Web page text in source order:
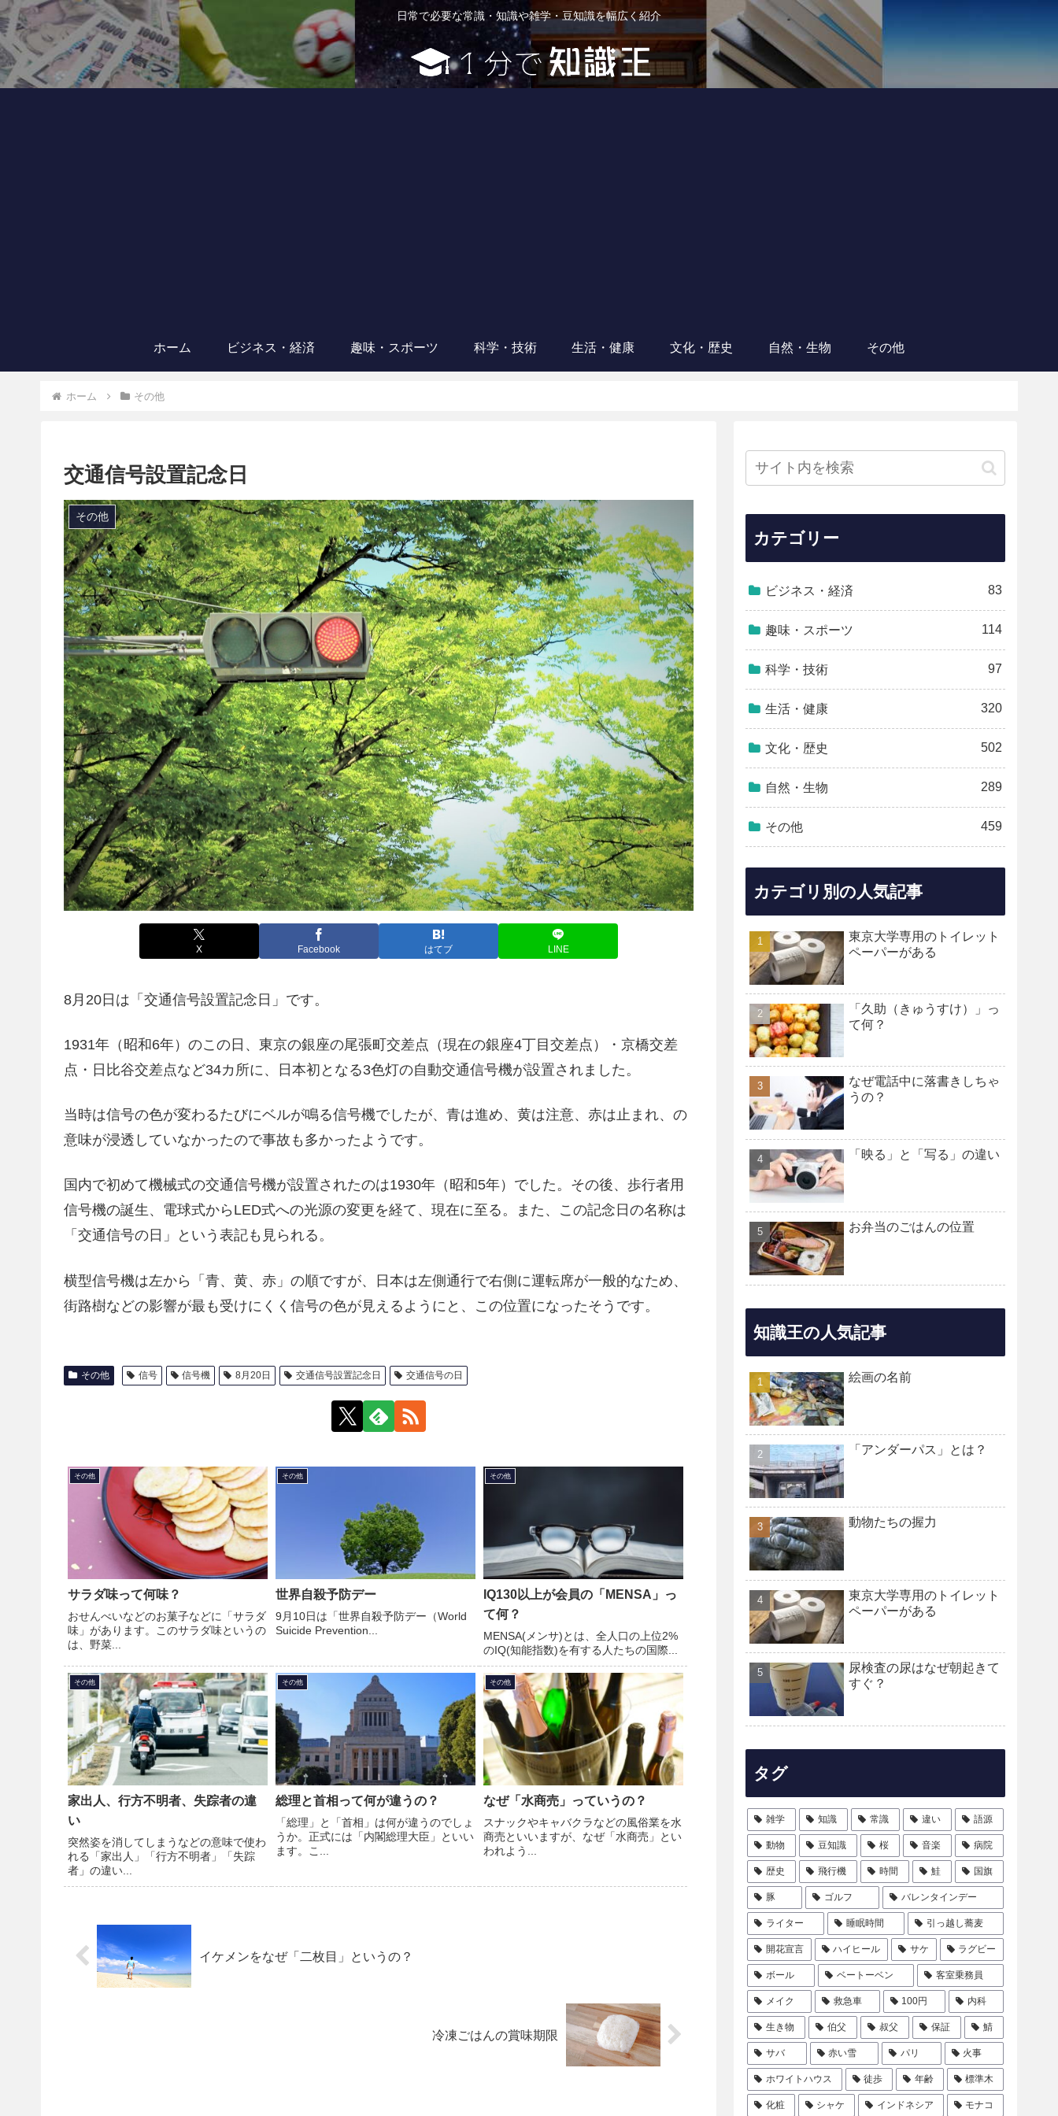
日常で必要な常識・知識や雑学・豆知識を幅広く紹介
ホーム ビジネス・経済 趣味・スポーツ 科学・技術 生活・健康 文化・歴史 自然・生物 その他
ホーム その他
交通信号設置記念日
その他
X Facebook はてブ LINE
8月20日は「交通信号設置記念日」です。
1931年（昭和6年）のこの日、東京の銀座の尾張町交差点（現在の銀座4丁目交差点）・京橋交差
点・日比谷交差点など34カ所に、日本初となる3色灯の自動交通信号機が設置されました。
当時は信号の色が変わるたびにベルが鳴る信号機でしたが、青は進め、黄は注意、赤は止まれ、の
意味が浸透していなかったので事故も多かったようです。
国内で初めて機械式の交通信号機が設置されたのは1930年（昭和5年）でした。その後、歩行者用
信号機の誕生、電球式からLED式への光源の変更を経て、現在に至る。また、この記念日の名称は
「交通信号の日」という表記も見られる。
横型信号機は左から「青、黄、赤」の順ですが、日本は左側通行で右側に運転席が一般的なため、
街路樹などの影響が最も受けにくく信号の色が見えるようにと、この位置になったそうです。
その他 信号 信号機 8月20日 交通信号設置記念日 交通信号の日
その他
サラダ味って何味？
おせんべいなどのお菓子などに「サラダ
味」があります。このサラダ味というの
は、野菜...
その他
世界自殺予防デー
9月10日は「世界自殺予防デー（World
Suicide Prevention...
その他
IQ130以上が会員の「MENSA」っ
て何？
MENSA(メンサ)とは、全人口の上位2%
のIQ(知能指数)を有する人たちの国際...
その他
家出人、行方不明者、失踪者の違
い
突然姿を消してしまうなどの意味で使わ
れる「家出人」「行方不明者」「失踪
者」の違い...
その他
総理と首相って何が違うの？
「総理」と「首相」は何が違うのでしょ
うか。正式には「内閣総理大臣」といい
ます。こ...
その他
なぜ「水商売」っていうの？
スナックやキャバクラなどの風俗業を水
商売といいますが、なぜ「水商売」とい
われよう...
イケメンをなぜ「二枚目」というの？
冷凍ごはんの賞味期限
カテゴリー
ビジネス・経済 83
趣味・スポーツ 114
科学・技術 97
生活・健康 320
文化・歴史 502
自然・生物 289
その他 459
カテゴリ別の人気記事
東京大学専用のトイレット
ペーパーがある
「久助（きゅうすけ）」っ
て何？
なぜ電話中に落書きしちゃ
うの？
「映る」と「写る」の違い
お弁当のごはんの位置
知識王の人気記事
絵画の名前
「アンダーパス」とは？
動物たちの握力
東京大学専用のトイレット
ペーパーがある
尿検査の尿はなぜ朝起きて
すぐ？
タグ
雑学 知識 常識 違い 語源
動物 豆知識 桜 音楽 病院
歴史 飛行機 時間 鮭 国旗
豚 ゴルフ バレンタインデー
ライター 睡眠時間 引っ越し蕎麦
開花宣言 ハイヒール サケ ラグビー
ボール ベートーベン 客室乗務員
メイク 救急車 100円 内科
生き物 伯父 叔父 保証 鯖
サバ 赤い雪 パリ 火事
ホワイトハウス 徒歩 年齢 標準木
化粧 シャケ インドネシア モナコ